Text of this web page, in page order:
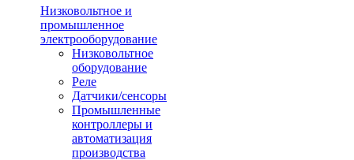
Низковольтное и
промышленное
электрооборудование
Низковольтное
оборудование
Реле
Датчики/сенсоры
Промышленные
контроллеры и
автоматизация
производства